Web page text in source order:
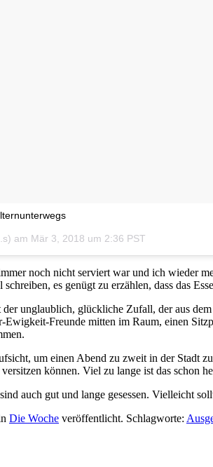
am Mär 3, 2018 um 2:36 PST
noch nicht serviert war und ich wieder
es genügt zu erzählen, dass das
unglaublich, glückliche Zufall, der aus
Freunde mitten im Raum, einen
um einen Abend zu zweit in der
können. Viel zu lange ist das
auch gut und lange gesessen. Vielleicht
Die Woche veröffentlicht. Schlagworte: